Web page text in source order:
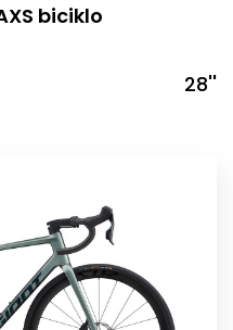
biciklo
28''